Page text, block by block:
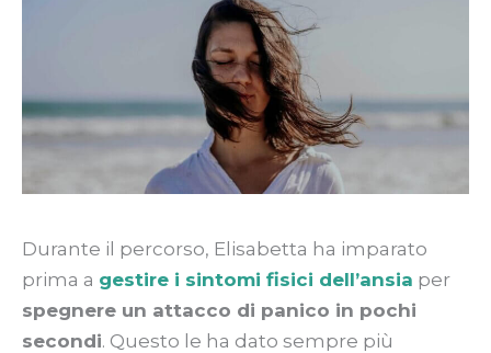
Durante il percorso, Elisabetta ha imparato
prima a gestire i sintomi fisici dell’ansia per
spegnere un attacco di panico in pochi
secondi. Questo le ha dato sempre più